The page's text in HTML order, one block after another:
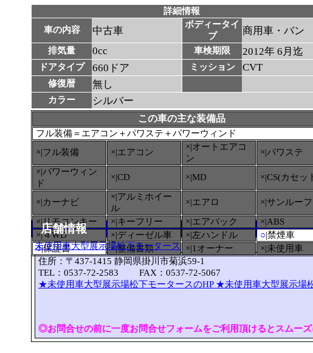
詳細情報
車の内容
中古車
ボディータイ
プ
商用車・バン
排気量 0cc 車検期限 2012年 6月迄
ドアタイプ 660ドア ミッション CVT
修復暦 無し
カラー シルバー
この車の主な装備品
フル装備＝エアコン＋パワステ＋パワーウィンド
×|フル装備
×|エアコン
×|オートエアコ
ン
×|パワステ
×|パワーウィン
ド
×|CD ×|MD ×|CS(カセッ
×|カーナビ
×|アルミホイー
ル
×|エアロ
×|サンルーフ
×|リモコンキー
×|キーフリー ×|エアバック
×|ABS
×|４WD
×|ディーゼル車 ×|左ハンドル ○|禁煙車
○|保証書 ×|整備書類 ×|1オーナー ×|未使用車
店舗情報
未使用車大型展示場松下モータース
住所：〒437-1415 静岡県掛川市菊浜59-1
TEL：0537-72-2583 FAX：0537-72-5067
★未使用車大型展示場松下モータースのHP ★未使用車大型展示場
◎お問合せの前に一度お問合せフォームをご利用頂けるとスムーズ